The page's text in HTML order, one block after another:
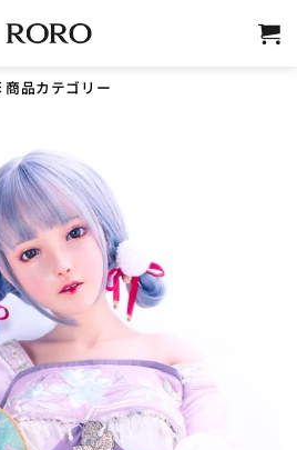
商品カテゴリー